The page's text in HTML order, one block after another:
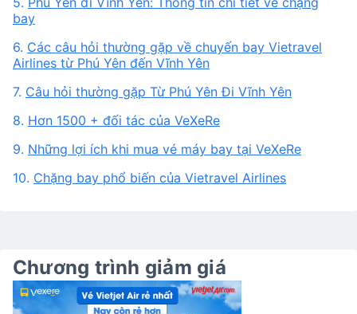
bay
6. Các câu hỏi thường gặp về chuyến bay Vietravel
Airlines từ Phú Yên đến Vĩnh Yên
7. Câu hỏi thường gặp Từ Phú Yên Đi Vĩnh Yên
8. Hơn 1500 + đối tác của VeXeRe
9. Những lợi ích khi mua vé máy bay tại VeXeRe
10. Chặng bay phổ biến của Vietravel Airlines
Chương trình giảm giá